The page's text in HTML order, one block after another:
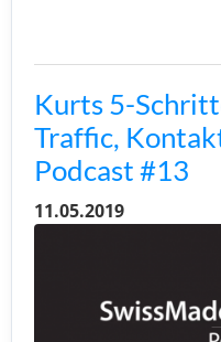
Kurts 5-
Traffic,
Podcast #13
11.05.2019